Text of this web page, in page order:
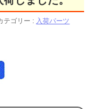
テゴリー : 入荷パーツ